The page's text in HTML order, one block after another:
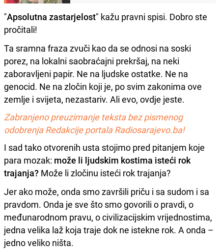
"Apsolutna zastarjelost" kažu pravni spisi. Dobro ste
pročitali!
Ta sramna fraza zvuči kao da se odnosi na soski
porez, na lokalni saobraćajni prekršaj, na neki
zaboravljeni papir. Ne na ljudske ostatke. Ne na
genocid. Ne na zločin koji je, po svim zakonima ove
zemlje i svijeta, nezastariv. Ali evo, ovdje jeste.
Zabranjeno preuzimanje teksta bez pismenog
odobrenja Redakcije portala Radiosarajevo.ba!
I sad tako otvorenih usta stojimo pred pitanjem koje
para mozak: može li ljudskim kostima isteći rok
trajanja? Može li zločinu isteći rok trajanja?
Jer ako može, onda smo završili priču i sa sudom i sa
pravdom. Onda je sve što smo govorili o pravdi, o
međunarodnom pravu, o civilizacijskim vrijednostima,
jedna velika laž koja traje dok ne istekne rok. A onda –
jedno veliko ništa.